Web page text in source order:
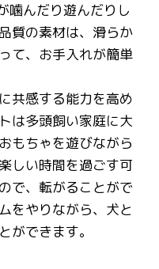
噛んだり遊んだりし
質の素材は、滑らか
て、お手入れが簡単
共感する能力を高め
は多頭飼い家庭に大
もちゃを遊びながら
しい時間を過ごす可
で、転がることがで
をやりながら、犬と
ができます。